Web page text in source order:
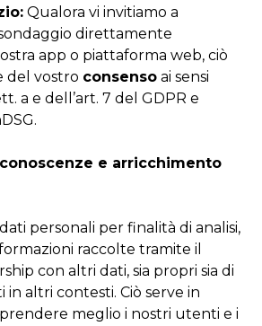
Qualora vi invitiamo a
direttamente
app o piattaforma web, ciò
del vostro consenso ai sensi
a e dell’art. 7 del GDPR e
e arricchimento
personali per finalità di analisi,
raccolte tramite il
con altri dati, sia propri sia di
altri contesti. Ciò serve in
meglio i nostri utenti e i